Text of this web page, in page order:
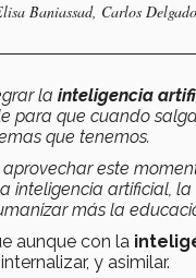
Baniassad, Carlos
la inteligencia
para que cuando
que tenemos.
aprovechar este
inteligencia artificial,
más la
aunque con la
y asimilar.